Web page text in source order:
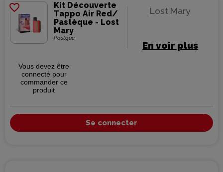
favorite_border
Kit Découverte
Tappo Air Red/
Pastèque - Lost
Mary
Pastque
Lost Mary
En voir plus
Vous devez être
connecté pour
commander ce
produit
Se connecter